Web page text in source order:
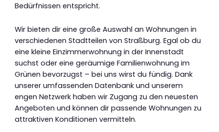
Bedürfnissen entspricht.
Wir bieten dir eine große Auswahl an Wohnungen in
verschiedenen Stadtteilen von Straßburg. Egal ob du
eine kleine Einzimmerwohnung in der Innenstadt
suchst oder eine geräumige Familienwohnung im
Grünen bevorzugst – bei uns wirst du fündig. Dank
unserer umfassenden Datenbank und unserem
engen Netzwerk haben wir Zugang zu den neuesten
Angeboten und können dir passende Wohnungen zu
attraktiven Konditionen vermitteln.